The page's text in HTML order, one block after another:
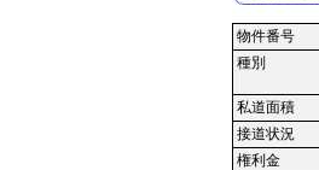
物件番号
種別
私道面積
接道状況
権利金